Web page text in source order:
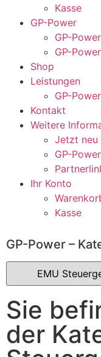
Kasse
GP-Power
GP-
GP-
Shop
Leistungen
GP-
Kontakt
Weitere
Jetzt neu
GP-
Ihr Konto
Kasse
GP-Power –
Sie
der